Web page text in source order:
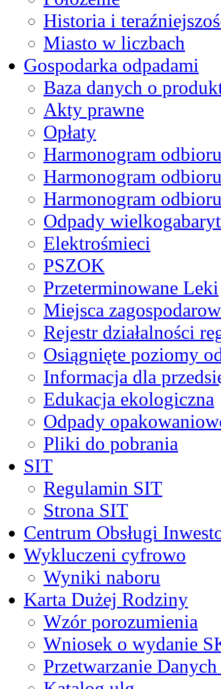
Historia i
Miasto w liczbach
Gospodarka odpadami
Baza danych o
Akty prawne
Opłaty
Harmonogram
Harmonogram
Harmonogram
Odpady
Elektrośmieci
PSZOK
Przeterminowane Leki
Miejsca
Rejestr działalności
Osiągnięte poziomy
Informacja dla
Edukacja ekologiczna
Odpady
Pliki do pobrania
SIT
Regulamin SIT
Strona SIT
Centrum Obsługi
Wykluczeni cyfrowo
Wyniki naboru
Karta Dużej Rodziny
Wzór porozumienia
Wniosek o wydanie
Przetwarzanie